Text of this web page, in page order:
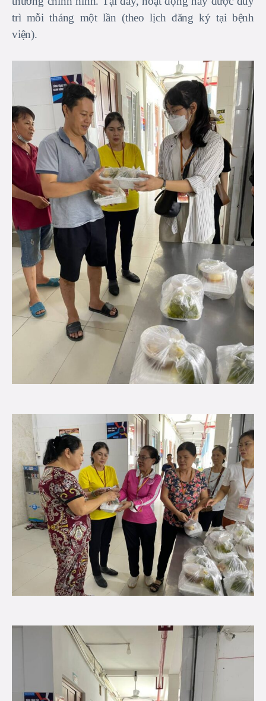
trì mỗi tháng một lần (theo lịch đăng ký tại bệnh
viện).